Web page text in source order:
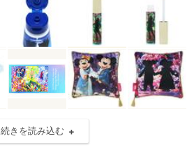
続きを読み込む